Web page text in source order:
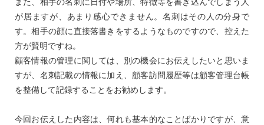
が居ますが、あまり感心できません。名刺はその人の分身で
す。相手の顔に直接落書きをするようなものですので、控えた
方が賢明ですね。
顧客情報の管理に関しては、別の機会にお伝えしたいと思いま
すが、名刺記載の情報に加え、顧客訪問履歴等は顧客管理台帳
を整備して記録することをお勧めします。
今回お伝えした内容は、何れも基本的なことばかりですが、意